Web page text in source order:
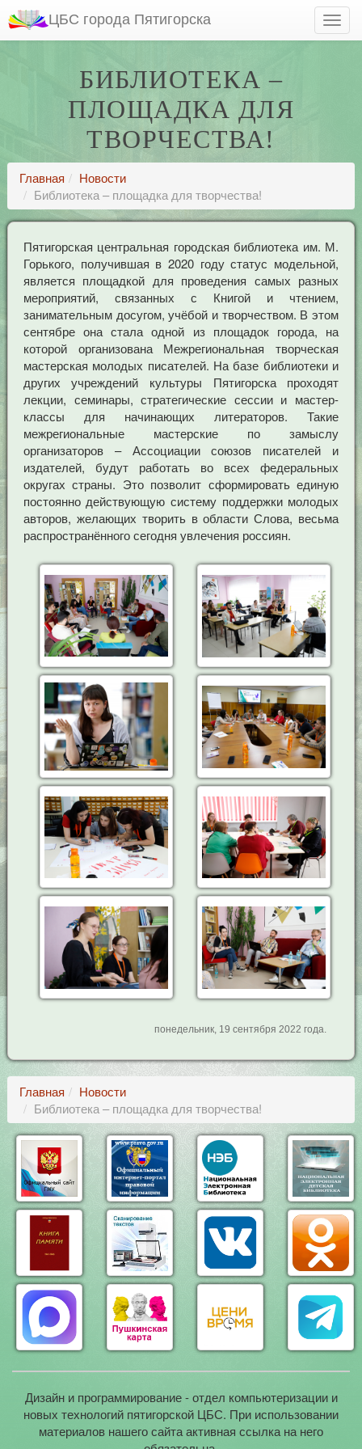
ЦБС города Пятигорска
БИБЛИОТЕКА –
ПЛОЩАДКА ДЛЯ
ТВОРЧЕСТВА!
Главная
Новости
Библиотека – площадка для творчества!
Пятигорская центральная городская библиотека им. М.
Горького, получившая в 2020 году статус модельной,
является площадкой для проведения самых разных
мероприятий, связанных с Книгой и чтением,
занимательным досугом, учёбой и творчеством. В этом
сентябре она стала одной из площадок города, на
которой организована Межрегиональная творческая
мастерская молодых писателей. На базе библиотеки и
других учреждений культуры Пятигорска проходят
лекции, семинары, стратегические сессии и мастер-
классы для начинающих литераторов. Такие
межрегиональные мастерские по замыслу
организаторов – Ассоциации союзов писателей и
издателей, будут работать во всех федеральных
округах страны. Это позволит сформировать единую
постоянно действующую систему поддержки молодых
авторов, желающих творить в области Слова, весьма
распространённого сегодня увлечения россиян.
понедельник, 19 сентября 2022 года.
Главная
Новости
Библиотека – площадка для творчества!
Дизайн и программирование - отдел компьютеризации и
новых технологий пятигорской ЦБС. При использовании
материалов нашего сайта активная ссылка на него